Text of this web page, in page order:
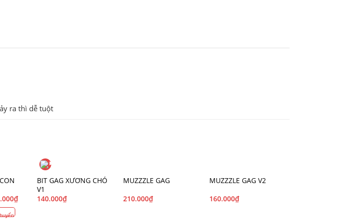
ra thì dễ tuột
₫
BIT GAG XƯƠNG CHÓ
V1
140.000₫
MUZZZLE GAG
210.000₫
MUZZZLE GAG V2
160.000₫